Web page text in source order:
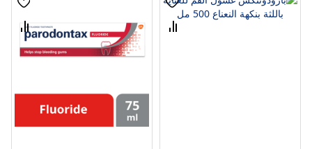
قائمة
الامنيات
قارن
المنتجات
قائمة
قارن
بين